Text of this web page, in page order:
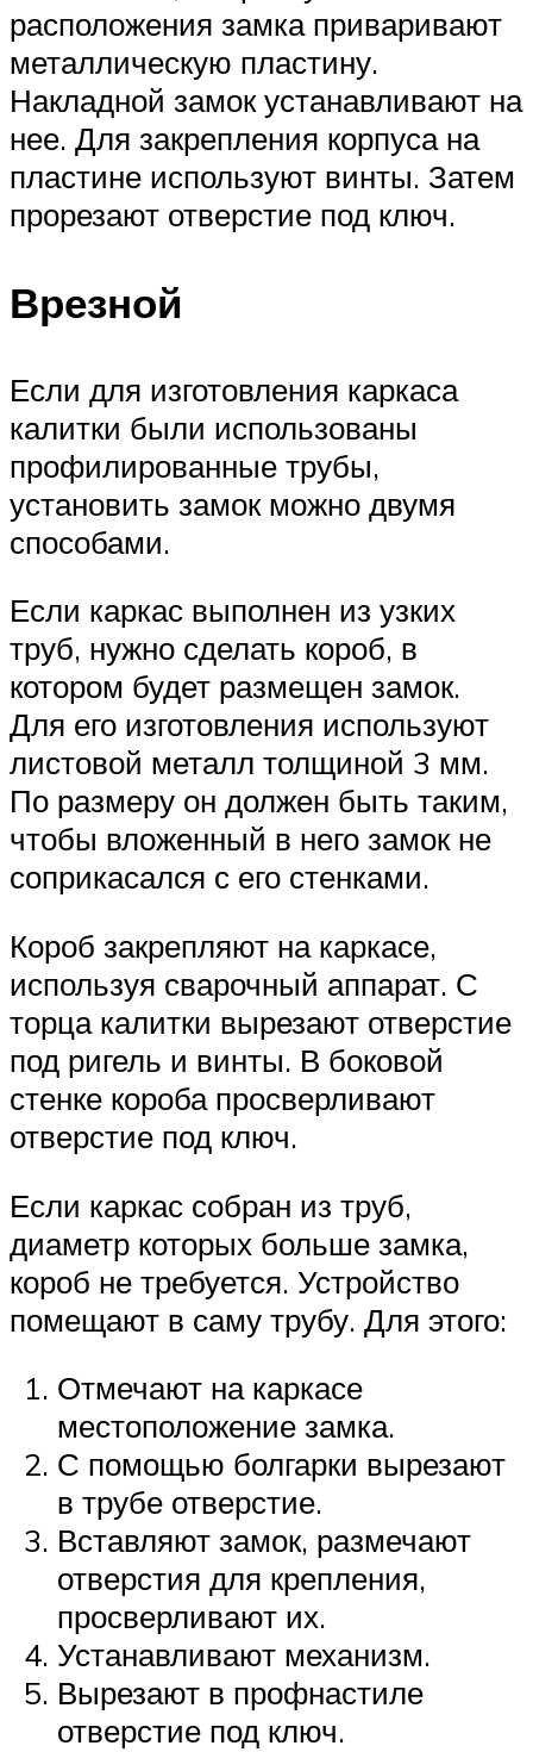
расположения замка приваривают
металлическую пластину.
Накладной замок устанавливают на
нее. Для закрепления корпуса на
пластине используют винты. Затем
прорезают отверстие под ключ.
Врезной
Если для изготовления каркаса
калитки были использованы
профилированные трубы,
установить замок можно двумя
способами.
Если каркас выполнен из узких
труб, нужно сделать короб, в
котором будет размещен замок.
Для его изготовления используют
листовой металл толщиной 3 мм.
По размеру он должен быть таким,
чтобы вложенный в него замок не
соприкасался с его стенками.
Короб закрепляют на каркасе,
используя сварочный аппарат. С
торца калитки вырезают отверстие
под ригель и винты. В боковой
стенке короба просверливают
отверстие под ключ.
Если каркас собран из труб,
диаметр которых больше замка,
короб не требуется. Устройство
помещают в саму трубу. Для этого:
Отмечают на каркасе
местоположение замка.
С помощью болгарки вырезают
в трубе отверстие.
Вставляют замок, размечают
отверстия для крепления,
просверливают их.
Устанавливают механизм.
Вырезают в профнастиле
отверстие под ключ.